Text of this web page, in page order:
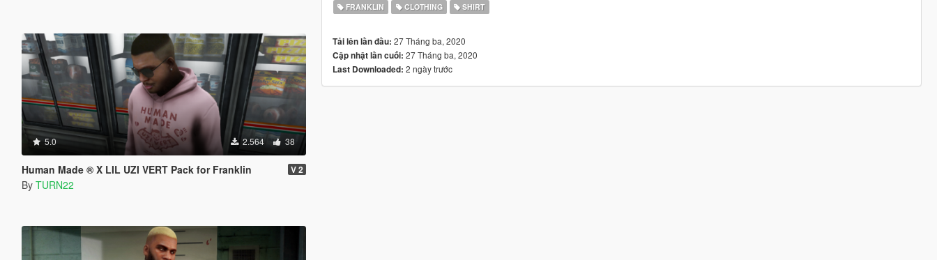
5.0 2.564 38
Human Made ® X LIL UZI VERT Pack for Franklin V 2
By TURN22
FRANKLIN CLOTHING SHIRT
Tải lên lần đầu: 27 Tháng ba, 2020
Cập nhật lần cuối: 27 Tháng ba, 2020
Last Downloaded: 2 ngày trước